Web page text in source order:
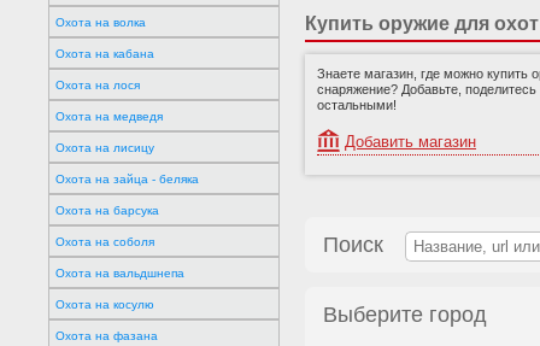
Охота на волка
Охота на кабана
Охота на лося
Охота на медведя
Охота на лисицу
Охота на зайца - беляка
Охота на барсука
Охота на соболя
Охота на вальдшнепа
Охота на косулю
Охота на фазана
Купить оружие для
Знаете магазин, где можно купить
снаряжение? Добавьте,
остальными!
Добавить магазин
Поиск
Выберите город